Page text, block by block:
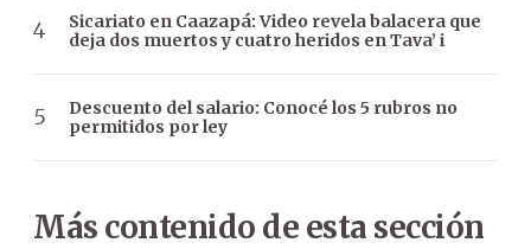
Sicariato en Caazapá: Video revela balacera que
deja dos muertos y cuatro heridos en Tava’ i
Descuento del salario: Conocé los 5 rubros no
permitidos por ley
Más contenido de esta sección